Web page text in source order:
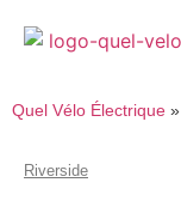
Quel Vélo Électrique »
Riverside